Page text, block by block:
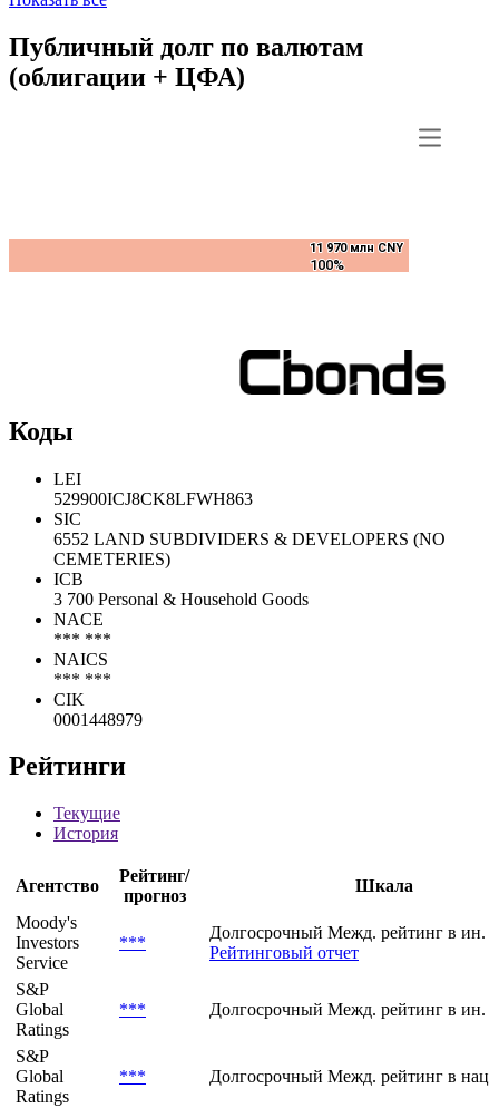
Публичный долг по валютам
(облигации + ЦФА)
11 970 млн CNY
100%
11 970 млн CNY
100%
Коды
LEI
529900ICJ8CK8LFWH863
SIC
6552 LAND SUBDIVIDERS & DEVELOPERS (NO
CEMETERIES)
ICB
3 700 Personal & Household Goods
NACE
*** ***
NAICS
*** ***
CIK
0001448979
Рейтинги
Текущие
История
Агентство
Рейтинг/
прогноз
Шкала
Moody's
Investors
Service
***
Долгосрочный Межд. рейтинг в ин.
Рейтинговый отчет
S&P
Global
Ratings
*** Долгосрочный Межд. рейтинг в ин.
S&P
Global
Ratings
*** Долгосрочный Межд. рейтинг в нац.